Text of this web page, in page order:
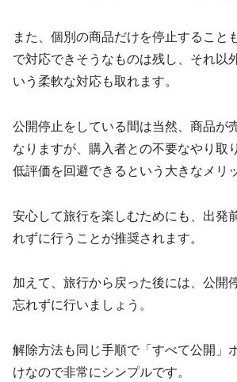
また、個別の商品だけを停止すること
で対応できそうなものは残し、それ以
いう柔軟な対応も取れます。
公開停止をしている間は当然、商品が
なりますが、購入者との不要なやり取
低評価を回避できるという大きなメリ
安心して旅行を楽しむためにも、出発
れずに行うことが推奨されます。
加えて、旅行から戻った後には、公開
忘れずに行いましょう。
解除方法も同じ手順で「すべて公開」
けなので非常にシンプルです。